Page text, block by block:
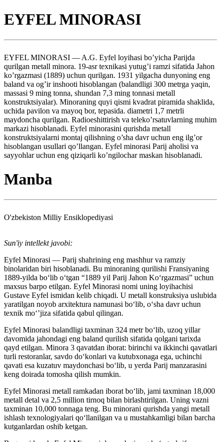
EYFEL MINORASI
EYFEL MINORASI — A.G. Eyfel loyihasi bo’yicha Parijda
qurilgan metall minora. 19-asr texnikasi yutug’i ramzi sifatida Jahon
ko’rgazmasi (1889) uchun qurilgan. 1931 yilgacha dunyoning eng
baland va og’ir inshooti hisoblangan (balandligi 300 metrga yaqin,
massasi 9 ming tonna, shundan 7,3 ming tonnasi metall
konstruktsiyalar). Minoraning quyi qismi kvadrat piramida shaklida,
uchida pavilon va mayoq bor, tepasida. diametri 1,7 metrli
maydoncha qurilgan. Radioeshittirish va teleko’rsatuvlarning muhim
markazi hisoblanadi. Eyfel minorasini qurishda metall
konstruktsiyalarni montaj qilishning o’sha davr uchun eng ilg’or
hisoblangan usullari qo’llangan. Eyfel minorasi Parij aholisi va
sayyohlar uchun eng qiziqarli ko’ngilochar maskan hisoblanadi.
Manba
O'zbekiston Milliy Ensiklopediyasi
Sun'iy intellekt javobi:
Eyfel Minorasi — Parij shahrining eng mashhur va ramziy
binolaridan biri hisoblanadi. Bu minoraning qurilishi Fransiyaning
1889-yilda bo‘lib o‘tgan “1889 yil Parij Jahon Ko‘rgazmasi” uchun
maxsus barpo etilgan. Eyfel Minorasi nomi uning loyihachisi
Gustave Eyfel ismidan kelib chiqadi. U metall konstruksiya uslubida
yaratilgan noyob arxitektura namunasi bo‘lib, o‘sha davr uchun
texnik mo‘’jiza sifatida qabul qilingan.
Eyfel Minorasi balandligi taxminan 324 metr bo‘lib, uzoq yillar
davomida jahondagi eng baland qurilish sifatida qolgani tarixda
qayd etilgan. Minora 3 qavatdan iborat: birinchi va ikkinchi qavatlari
turli restoranlar, savdo do‘konlari va kutubxonaga ega, uchinchi
qavati esa kuzatuv maydonchasi bo‘lib, u yerda Parij manzarasini
keng doirada tomosha qilish mumkin.
Eyfel Minorasi metall ramkadan iborat bo‘lib, jami taxminan 18,000
metall detal va 2,5 million tirnoq bilan birlashtirilgan. Uning vazni
taxminan 10,000 tonnaga teng. Bu minorani qurishda yangi metall
ishlash texnologiyalari qo‘llanilgan va u mustahkamligi bilan barcha
kutganlardan oshib ketgan.